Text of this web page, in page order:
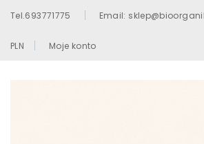
Tel.693771775 Email:
PLN Moje konto